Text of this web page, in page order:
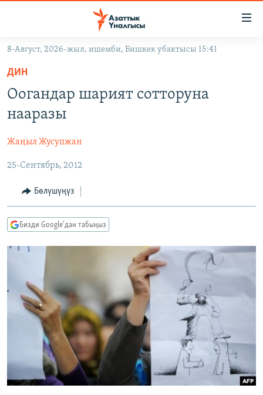
Навигацияга
өтүңүз
Издөөгө
салыңыз
ЭКОНОМИКА
МАДАНИЯТ
БОРБОР АЗИЯ
УКРАИНА
АТАЙЫН ИЛИКТӨӨ
ТВ ПРОГРАММАЛАР
БҮГҮН АЗАТТЫКТА
БИЗ ЖАНА ДҮЙНӨ
ДАНИСТЕ
ЭЖЕ-СИҢДИЛЕР
АЗАТТЫК+
ЫҢГАЙСЫЗ СУРООЛОР
ПОДКАСТ
ӨЗГӨЧӨ ПИКИР
ОНЛАЙН ШЕРИНЕ
ЭЕ/АРнун бардык сайттары
8-Август, 2026-жыл, ишемби, Бишкек убактысы 15:41
ДИН
Оогандар шарият сотторуна
нааразы
Жаңыл Жусупжан
25-Сентябрь, 2012
Бөлүшүңүз
Бизди Google'дан табыңыз